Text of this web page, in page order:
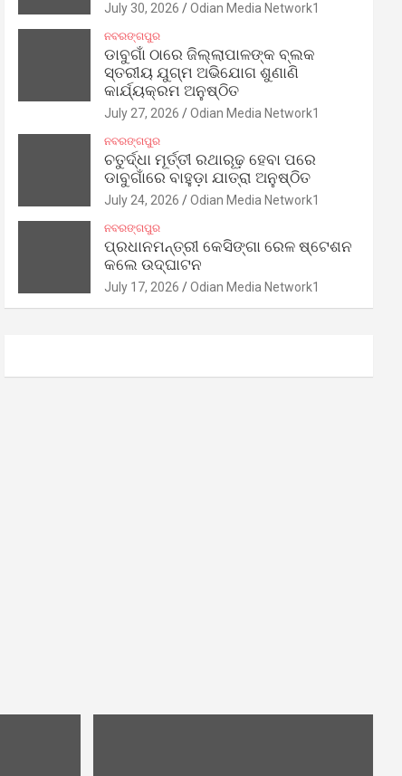
July 30, 2026 Odian Media Network1
ନବରଙ୍ଗପୁର
ଡାବୁଗାଁ ଠାରେ ଜିଲ୍ଲାପାଳଙ୍କ ବ୍ଲକ
ସ୍ତରୀୟ ଯୁଗ୍ମ ଅଭିଯୋଗ ଶୁଣାଣି
କାର୍ଯ୍ୟକ୍ରମ ଅନୁଷ୍ଠିତ
July 27, 2026 Odian Media Network1
ନବରଙ୍ଗପୁର
ଚତୁର୍ଦ୍ଧା ମୂର୍ତ୍ତୀ ରଥାରୂଢ଼ ହେବା ପରେ
ଡାବୁଗାଁରେ ବାହୁଡ଼ା ଯାତ୍ରା ଅନୁଷ୍ଠିତ
July 24, 2026 Odian Media Network1
ନବରଙ୍ଗପୁର
ପ୍ରଧାନମନ୍ତ୍ରୀ କେସିଙ୍ଗା ରେଳ ଷ୍ଟେଶନ
କଲେ ଉଦ୍‌ଘାଟନ
July 17, 2026 Odian Media Network1